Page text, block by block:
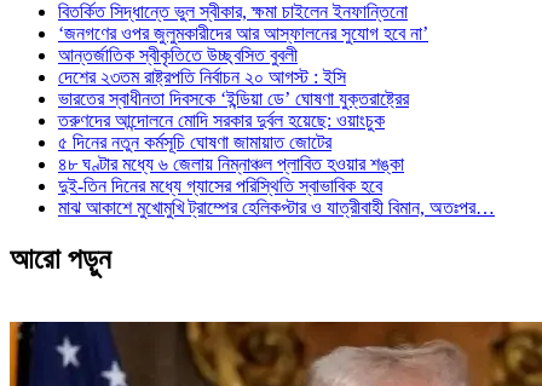
বিতর্কিত সিদ্ধান্তে ভুল স্বীকার, ক্ষমা চাইলেন ইনফান্তিনো
‘জনগণের ওপর জুলুমকারীদের আর আস্ফালনের সুযোগ হবে না’
আন্তর্জাতিক স্বীকৃতিতে উচ্ছ্বসিত বুবলী
দেশের ২৩তম রাষ্ট্রপতি নির্বাচন ২০ আগস্ট : ইসি
ভারতের স্বাধীনতা দিবসকে ‘ইন্ডিয়া ডে’ ঘোষণা যুক্তরাষ্ট্রের
তরুণদের আন্দোলনে মোদি সরকার দুর্বল হয়েছে: ওয়াংচুক
৫ দিনের নতুন কর্মসূচি ঘোষণা জামায়াত জোটের
৪৮ ঘণ্টার মধ্যে ৬ জেলায় নিম্নাঞ্চল প্লাবিত হওয়ার শঙ্কা
দুই-তিন দিনের মধ্যে গ্যাসের পরিস্থিতি স্বাভাবিক হবে
মাঝ আকাশে মুখোমুখি ট্রাম্পের হেলিকপ্টার ও যাত্রীবাহী বিমান, অতঃপর…
আরো পড়ুন